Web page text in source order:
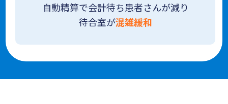
自動精算で会計待ち患者さんが減り
待合室が混雑緩和